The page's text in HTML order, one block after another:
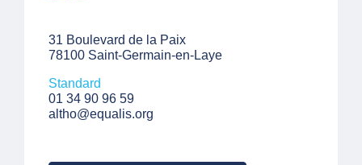
31 Boulevard de la Paix
78100 Saint-Germain-en-Laye
Standard
01 34 90 96 59
altho@equalis.org